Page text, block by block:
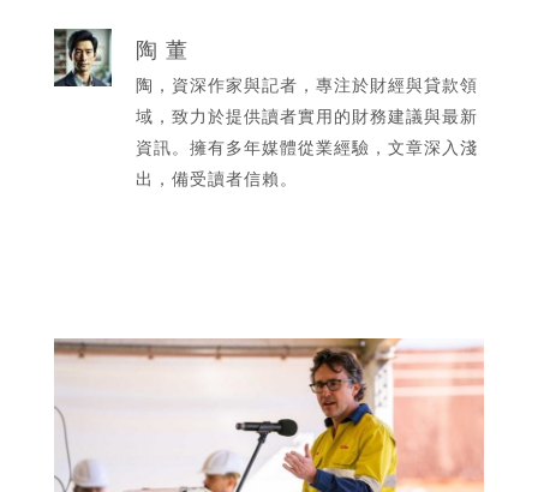
陶 董
陶，資深作家與記者，專注於財經與貸款領
域，致力於提供讀者實用的財務建議與最新
資訊。擁有多年媒體從業經驗，文章深入淺
出，備受讀者信賴。